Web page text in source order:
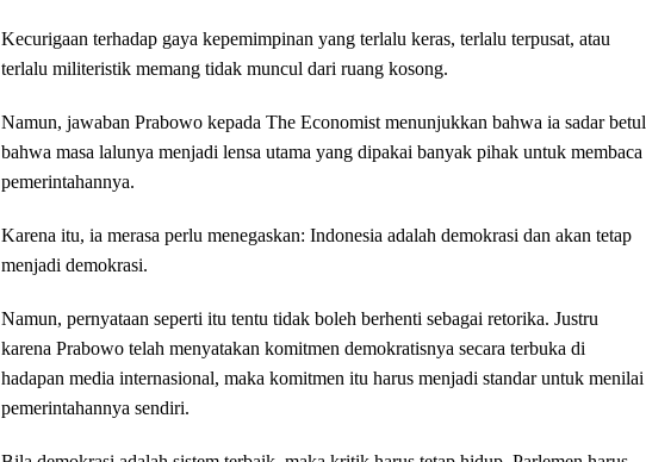
Kecurigaan terhadap gaya kepemimpinan yang terlalu keras, terlalu terpusat, atau
terlalu militeristik memang tidak muncul dari ruang kosong.
Namun, jawaban Prabowo kepada The Economist menunjukkan bahwa ia sadar betul
bahwa masa lalunya menjadi lensa utama yang dipakai banyak pihak untuk membaca
pemerintahannya.
Karena itu, ia merasa perlu menegaskan: Indonesia adalah demokrasi dan akan tetap
menjadi demokrasi.
Namun, pernyataan seperti itu tentu tidak boleh berhenti sebagai retorika. Justru
karena Prabowo telah menyatakan komitmen demokratisnya secara terbuka di
hadapan media internasional, maka komitmen itu harus menjadi standar untuk menilai
pemerintahannya sendiri.